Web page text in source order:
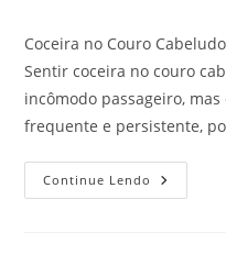
Coceira no Couro
Sentir coceira no couro
incômodo passageiro,
frequente e persistente,
Continue Lendo